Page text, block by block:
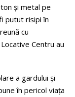
și metal pe
putut risipi în
cu
Centru au
a gardului și
în pericol viața